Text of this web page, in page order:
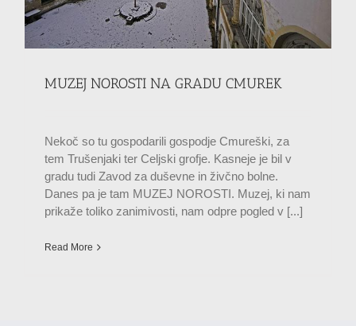
MUZEJ NOROSTI NA GRADU CMUREK
Nekoč so tu gospodarili gospodje Cmureški, za
tem Trušenjaki ter Celjski grofje. Kasneje je bil v
gradu tudi Zavod za duševne in živčno bolne.
Danes pa je tam MUZEJ NOROSTI. Muzej, ki nam
prikaže toliko zanimivosti, nam odpre pogled v [...]
Read More